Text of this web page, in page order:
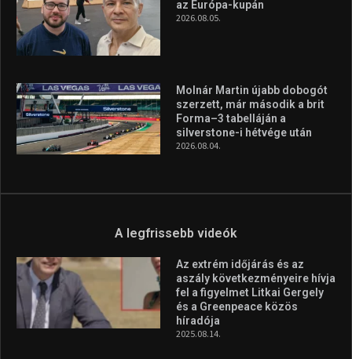
az Európa-kupán
2026.08.05.
Molnár Martin újabb dobogót
szerzett, már második a brit
Forma–3 tabelláján a
silverstone-i hétvége után
2026.08.04.
A legfrissebb videók
Az extrém időjárás és az
aszály következményeire hívja
fel a figyelmet Litkai Gergely
és a Greenpeace közös
híradója
2025.08.14.